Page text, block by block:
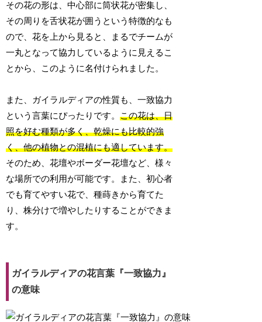
その花の形は、中心部に筒状花が密集し、
その周りを舌状花が囲うという特徴的なも
ので、花を上から見ると、まるでチームが
一丸となって協力しているように見えるこ
とから、このように名付けられました。
また、ガイラルディアの性質も、一致協力
という言葉にぴったりです。この花は、日
照を好む種類が多く、乾燥にも比較的強
く、他の植物との混植にも適しています。
そのため、花壇やボーダー花壇など、様々
な場所での利用が可能です。また、初心者
でも育てやすい花で、種蒔きから育てた
り、株分けで増やしたりすることができま
す。
ガイラルディアの花言葉『一致協力』
の意味